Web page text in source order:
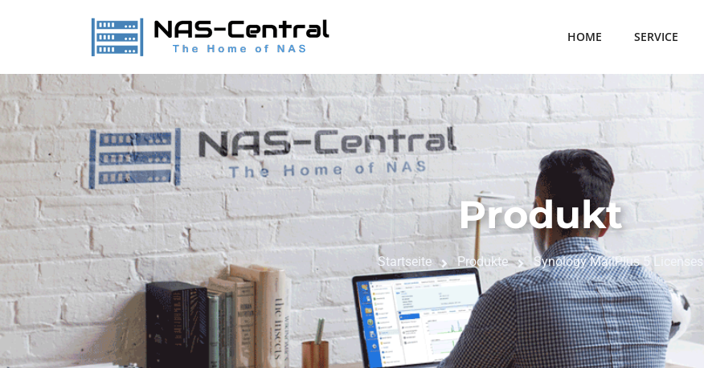
HOME SERVICE
Produkt
Startseite Produkte Synology MailPlus 5 Licenses